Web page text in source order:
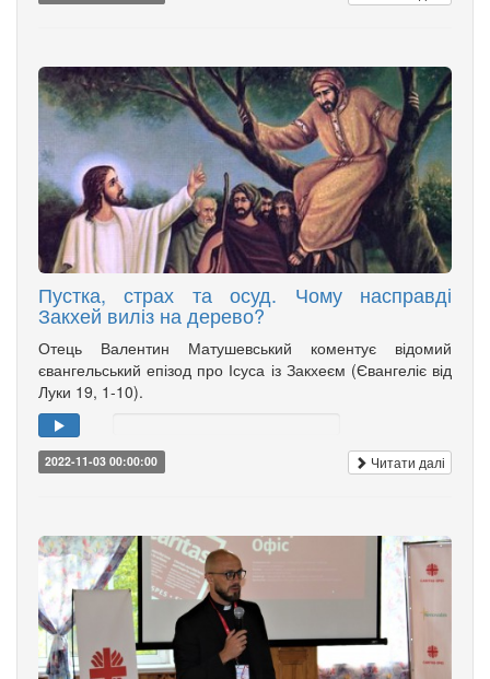
Пустка, страх та осуд. Чому насправді
Закхей виліз на дерево?
Отець Валентин Матушевський коментує відомий
євангельський епізод про Ісуса із Закхеєм (Євангеліє від
Луки 19, 1-10).
2022-11-03 00:00:00 Читати далі